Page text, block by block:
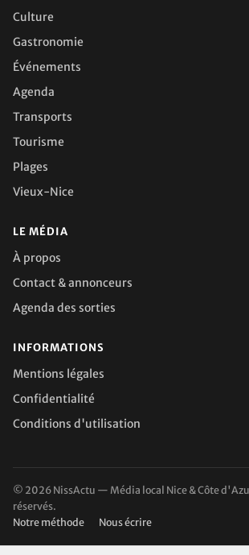
Culture
Gastronomie
Événements
Agenda
Transports
Tourisme
Plages
Vieux-Nice
LE MÉDIA
À propos
Contact & annonceurs
Agenda des sorties
INFORMATIONS
Mentions légales
Confidentialité
Conditions d'utilisation
© 2026 NissActu — Média local Nice & Côte
réservés.
Notre méthode
Nous écrire